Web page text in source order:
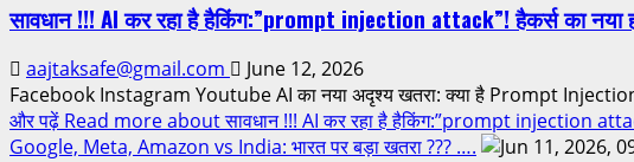
सावधान !!! AI कर रहा है हैकिंग:”prompt injection attack”! हैकर्स का नया
aajtaksafe@gmail.com
June 12, 2026
Facebook Instagram Youtube AI का नया अदृश्य खतरा: क्या है Prompt
और पढ़ें Read more about सावधान !!! AI कर रहा है हैकिंग:”prompt injection
Google, Meta, Amazon vs India: भारत पर बड़ा खतरा ??? ….